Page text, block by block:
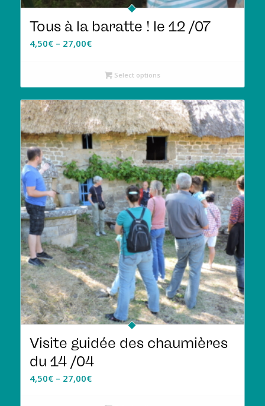
Tous à la baratte ! le 12 /07
4,50€– 27,00€
Select options
Visite guidée des chaumières
du 14 /04
4,50€– 27,00€